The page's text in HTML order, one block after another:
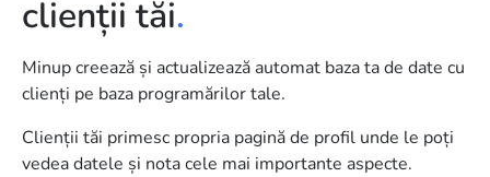
clienții tăi.
Minup creează și actualizează automat baza ta de date cu
clienți pe baza programărilor tale.
Clienții tăi primesc propria pagină de profil unde le poți
vedea datele și nota cele mai importante aspecte.